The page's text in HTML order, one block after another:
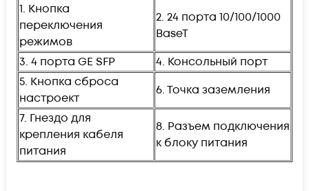
1. Кнопка
переключения
режимов
2. 24 порта 10/100/1000
BaseT
3. 4 порта GE SFP
4. Консольный порт
5. Кнопка сброса
настроект
6. Точка заземления
7. Гнездо для
крепления кабеля
питания
8. Разъем подключения
к блоку питания